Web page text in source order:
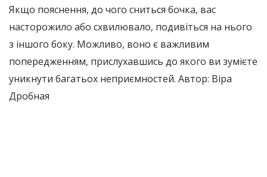
Якщо пояснення, до чого сниться бочка, вас
насторожило або схвилювало, подивіться на нього
з іншого боку. Можливо, воно є важливим
попередженням, прислухавшись до якого ви зумієте
уникнути багатьох неприємностей. Автор: Віра
Дробная